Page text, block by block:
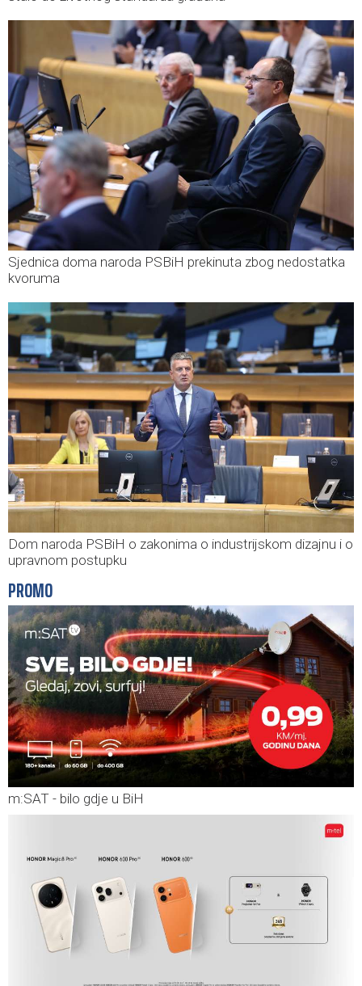
Sjednica doma naroda PSBiH prekinuta zbog nedostatka
kvoruma
Dom naroda PSBiH o zakonima o industrijskom dizajnu i o
upravnom postupku
PROMO
m:SAT - bilo gdje u BiH